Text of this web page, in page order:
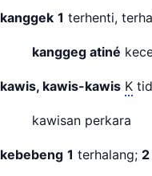
kanggek 1 terhenti,
kanggeg atiné
kawis, kawis-kawis K
kawisan perkara
kebebeng 1 terhalang; 2